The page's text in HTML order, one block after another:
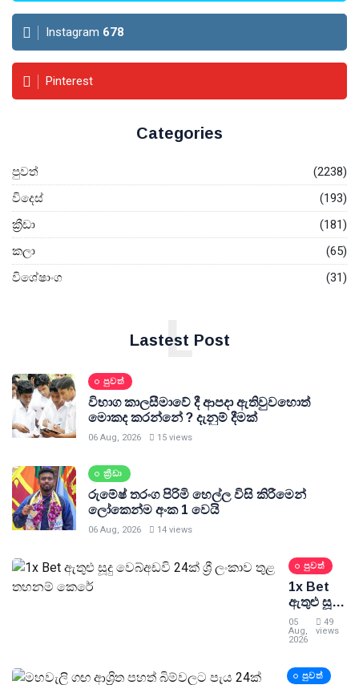
Instagram 678
Pinterest
Categories
පුවත්
(2238)
විදෙස්
(193)
ක්‍රීඩා
(181)
කලා
(65)
විශේෂාංග
(31)
Lastest Post
L
පුවත්
විභාග කාලසීමාවේ දී ආපදා ඇතිවුවහොත්
මොකද කරන්නේ ? දැනුම් දීමක්
06 Aug, 2026 15 views
ක්‍රීඩා
රුමේෂ් තරංග පිරිමි හෙල්ල විසි කිරීමෙන්
ලෝකෙන්ම අංක 1 වෙයි
06 Aug, 2026 14 views
පුවත්
1x Bet
ඇතුළු සූදු
වෙබ්අඩවි
24ක් ශ්‍රී
තහනම්
05
Aug,
2026
49
views
පුවත්